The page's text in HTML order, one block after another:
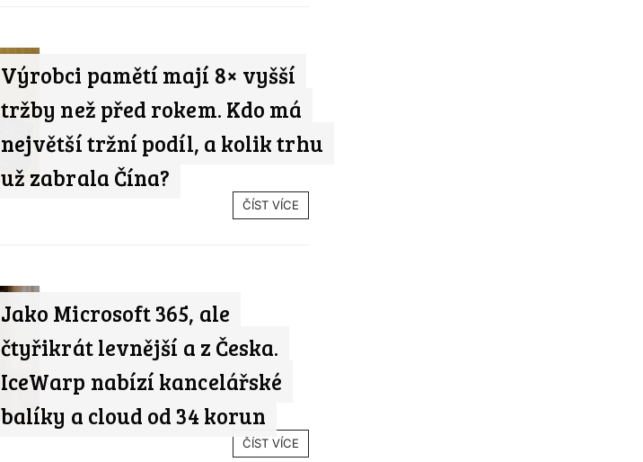
Výrobci pamětí mají 8× vyšší
tržby než před rokem. Kdo má
největší tržní podíl, a kolik trhu
už zabrala Čína?
ČÍST VÍCE
Jako Microsoft 365, ale
čtyřikrát levnější a z Česka.
IceWarp nabízí kancelářské
balíky a cloud od 34 korun
ČÍST VÍCE